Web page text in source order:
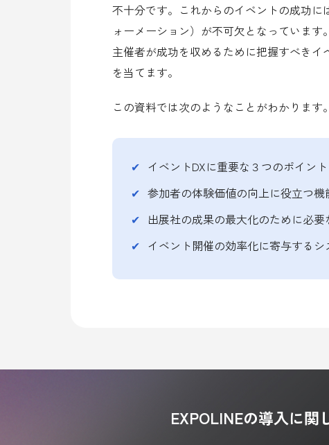
不十分です。これからのイベントの成功に
ォーメーション）が不可欠となっていま
主催者が成功を収めるために把握すべき
を当てます。​
この資料では次のようなことがわかります。​
イベントDXに重要な３つのポイント
参加者の体験価値の向上に役立つ機
出展社の成果の最大化のために必要
イベント開催の効率化に寄与するシ
EXPOLINEの導入に関